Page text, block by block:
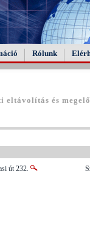
Rólunk
és
út 232.